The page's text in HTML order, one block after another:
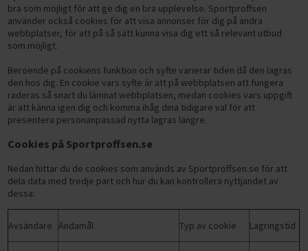
Stänkskärmar
Övriga tillbehör cyklar
Bumper plates
Gummerade viktskivor
Cable Handles
Handskar, dragremmar och lyftbälten
Funktionell träning
Träningssäckar
Gummimattor och gymgolv
Gymutrustning
Löpband för tyngre (XXL)
Löpband över 20.000 kr
Träningsutrustning för kontoret
Skidmaskiner
Sportsspecifik träning
Roddmaskiner
Filtskor och filtstövlar
Fritidsskor
BETALNINGSALTERNATIV
SPORTPROFFSEN.SE
Hem
Kontakta oss
Villkor för privatpersoner
bra som möjligt för att ge dig en bra upplevelse. Sportproffsen
använder också cookies för att visa annonser för dig på andra
webbplatser, för att på så sätt kunna visa dig ett så relevant utbud
som möjligt.
Beroende på cookiens funktion och syfte varierar tiden då den lagras
den hos dig. En cookie vars syfte är att på webbplatsen att fungera
raderas så snart du lämnat webbplatsen, medan cookies vars uppgift
är att känna igen dig och komma ihåg dina tidigare val för att
presentera personanpassad nytta lagras längre.
Cookies på Sportproffsen.se
Nedan hittar du de cookies som används av Sportproffsen.se för att
dela data med tredje part och hur du kan kontrollera nyttjandet av
dessa:
Avsändare Ändamål Typ av cookie Lagringstid